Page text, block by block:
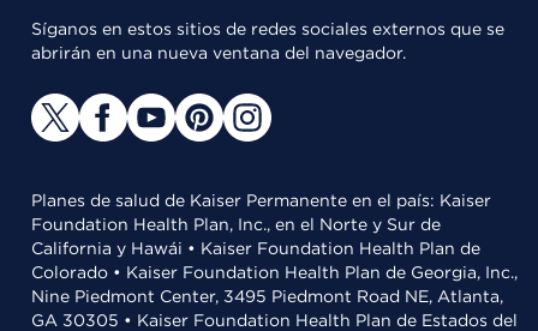
Síganos en estos sitios de redes sociales externos que se
abrirán en una nueva ventana del navegador.
Planes de salud de Kaiser Permanente en el país: Kaiser
Foundation Health Plan, Inc., en el Norte y Sur de
California y Hawái • Kaiser Foundation Health Plan de
Colorado • Kaiser Foundation Health Plan de Georgia, Inc.,
Nine Piedmont Center, 3495 Piedmont Road NE, Atlanta,
GA 30305 • Kaiser Foundation Health Plan de Estados del